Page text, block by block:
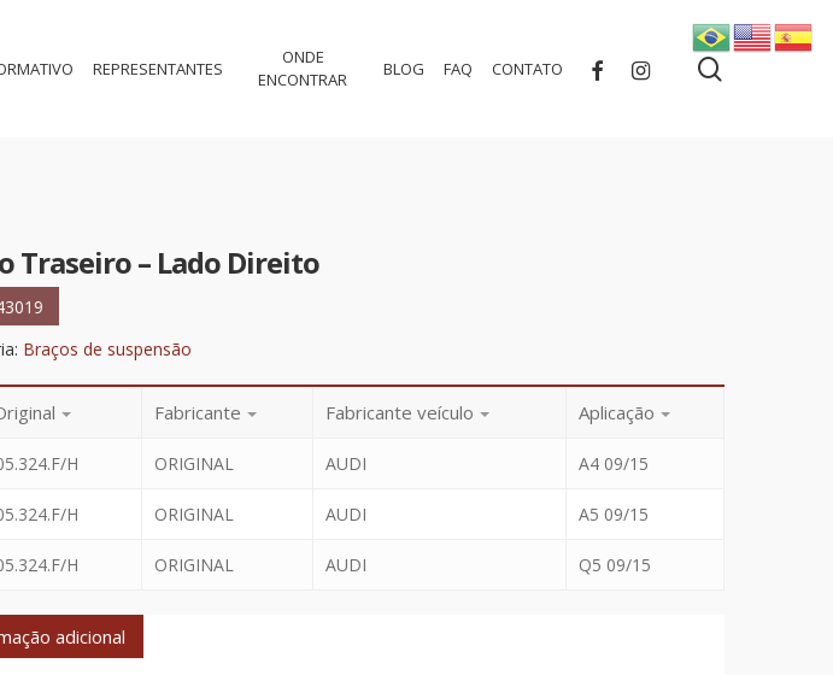
REPRESENTANTES
ONDE
ENCONTRAR
BLOG FAQ CONTATO FACEBOOKINSTAGRAM
Traseiro – Lado Direito
Braços de suspensão
Fabricante Fabricante veículo Aplicação
H ORIGINAL AUDI A4 09/15
H ORIGINAL AUDI A5 09/15
H ORIGINAL AUDI Q5 09/15
adicional